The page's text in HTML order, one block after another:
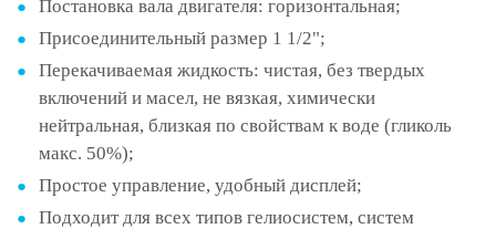
Постановка вала двигателя: горизонтальная;
Присоединительный размер 1 1/2";
Перекачиваемая жидкость: чистая, без твердых
включений и масел, не вязкая, химически
нейтральная, близкая по свойствам к воде (гликоль
макс. 50%);
Простое управление, удобный дисплей;
Подходит для всех типов гелиосистем, систем